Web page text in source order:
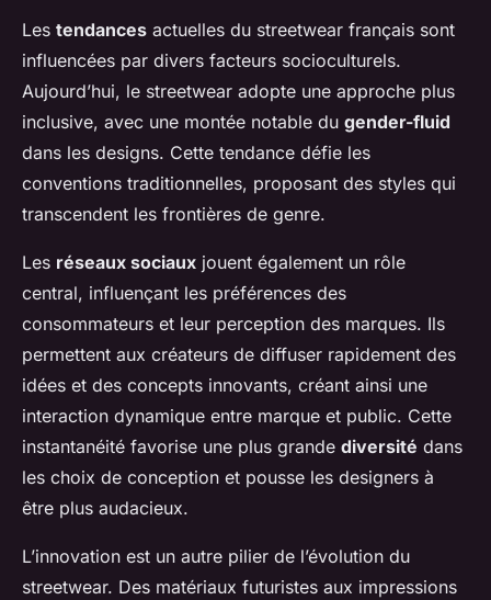
Les tendances actuelles du streetwear français sont
influencées par divers facteurs socioculturels.
Aujourd’hui, le streetwear adopte une approche plus
inclusive, avec une montée notable du gender-fluid
dans les designs. Cette tendance défie les
conventions traditionnelles, proposant des styles qui
transcendent les frontières de genre.
Les réseaux sociaux jouent également un rôle
central, influençant les préférences des
consommateurs et leur perception des marques. Ils
permettent aux créateurs de diffuser rapidement des
idées et des concepts innovants, créant ainsi une
interaction dynamique entre marque et public. Cette
instantanéité favorise une plus grande diversité dans
les choix de conception et pousse les designers à
être plus audacieux.
L’innovation est un autre pilier de l’évolution du
streetwear. Des matériaux futuristes aux impressions